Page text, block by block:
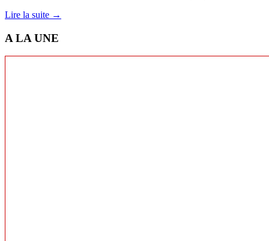
Lire la suite →
A LA UNE